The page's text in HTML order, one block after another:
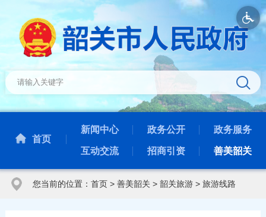
首页
新闻中心 政务公开 政务服务
互动交流 招商引资 善美韶关
您当前的位置： 首页> 善美韶关> 韶关旅游> 旅游线路